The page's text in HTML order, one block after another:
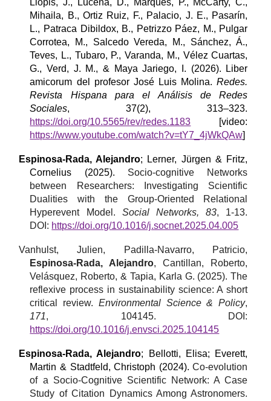
Llopis, J., Lucena, D., Marqués, P., McCarty, C.,
Mihaila, B., Ortiz Ruiz, F., Palacio, J. E., Pasarín,
L., Patraca Dibildox, B., Petrizzo Páez, M., Pulgar
Corrotea, M., Salcedo Vereda, M., Sánchez, Á.,
Teves, L., Tubaro, P., Varanda, M., Vélez Cuartas,
G., Verd, J. M., & Maya Jariego, I. (2026). Liber
amicorum del profesor José Luis Molina.Redes.
Revista Hispana para el Análisis de Redes
Sociales, 37(2), 313–323.
https://doi.org/10.5565/rev/redes.1183 [video:
https://www.youtube.com/watch?v=tY7_4jWkQAw]
Espinosa-Rada, Alejandro; Lerner, Jürgen & Fritz,
Cornelius (2025). Socio-cognitive Networks
between Researchers: Investigating Scientific
Dualities with the Group-Oriented Relational
Hyperevent Model . Social Networks,83, 1-13.
DOI: https://doi.org/10.1016/j.socnet.2025.04.005
Vanhulst, Julien, Padilla-Navarro, Patricio,
Espinosa-Rada, Alejandro, Cantillan, Roberto,
Velásquez, Roberto, & Tapia, Karla G. (2025). The
reflexive process in sustainability science: A short
critical review. Environmental Science & Policy,
171, 104145. DOI:
https://doi.org/10.1016/j.envsci.2025.104145
Espinosa-Rada, Alejandro; Bellotti, Elisa; Everett,
Martin & Stadtfeld, Christoph (2024).Co-evolution
of a Socio-Cognitive Scientific Network: A Case
Study of Citation Dynamics Among Astronomers.